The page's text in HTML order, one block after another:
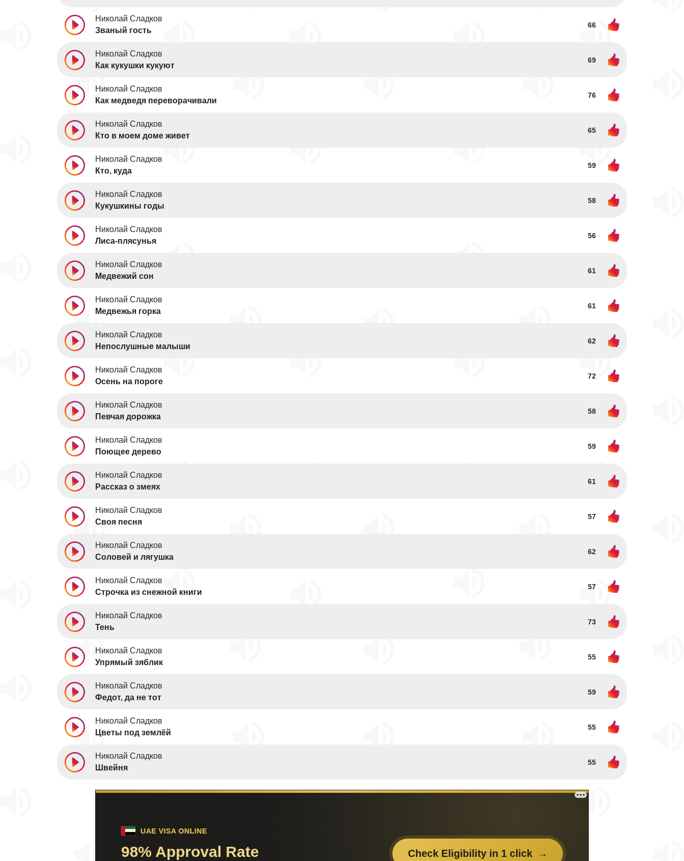
Николай Сладков
Званый гость
66
Николай Сладков
Как кукушки кукуют
69
Николай Сладков
Как медведя переворачивали
76
Николай Сладков
Кто в моем доме живет
65
Николай Сладков
Кто, куда
59
Николай Сладков
Кукушкины годы
58
Николай Сладков
Лиса-плясунья
56
Николай Сладков
Медвежий сон
61
Николай Сладков
Медвежья горка
61
Николай Сладков
Непослушные малыши
62
Николай Сладков
Осень на пороге
72
Николай Сладков
Певчая дорожка
58
Николай Сладков
Поющее дерево
59
Николай Сладков
Рассказ о змеях
61
Николай Сладков
Своя песня
57
Николай Сладков
Соловей и лягушка
62
Николай Сладков
Строчка из снежной книги
57
Николай Сладков
Тень
73
Николай Сладков
Упрямый зяблик
55
Николай Сладков
Федот, да не тот
59
Николай Сладков
Цветы под землёй
55
Николай Сладков
Швейня
55